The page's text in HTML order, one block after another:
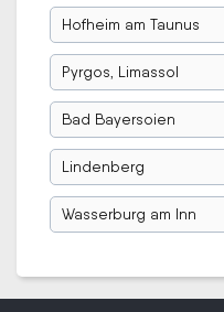
Hofheim am Taunus
Pyrgos, Limassol
Bad Bayersoien
Lindenberg
Wasserburg am Inn